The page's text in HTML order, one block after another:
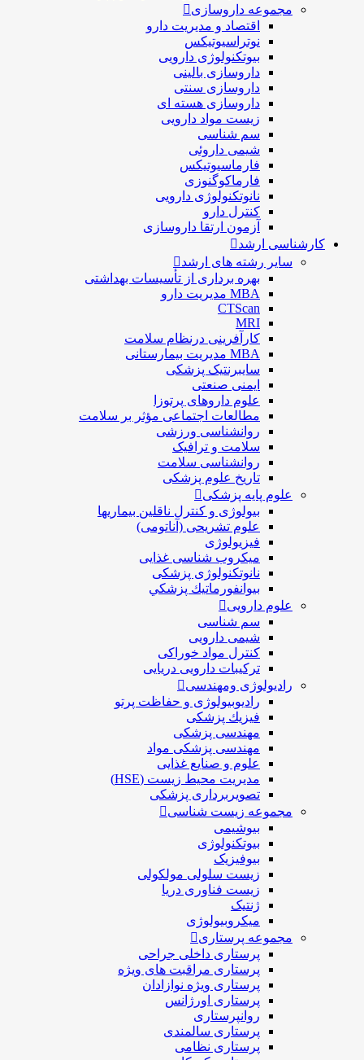
مجموعه داروسازی
اقتصاد و مديريت دارو
نوتراسیوتیکس
بيوتكنولوژی دارویی
داروسازی بالينی
داروسازی سنتی
داروسازی هسته ای
زیست مواد دارویی
سم شناسی
شيمی داروئی
فارماسيوتيكس
فارماكوگنوزی
نانوتکنولوژی دارویی
كنترل دارو
آزمون ارتقا داروسازی
کارشناسی ارشد
سایر رشته های ارشد
بهره برداری از تأسیسات بهداشتی
MBA مدیریت دارو
CTScan
MRI
کارآفرینی درنظام سلامت
MBA مدیریت بیمارستانی
سایبرنتیک پزشکی
ایمنی صنعتی
علوم داروهای پرتوزا
مطالعات اجتماعی مؤثر بر سلامت
روانشناسی ورزشی
سلامت و ترافیک
روانشناسی سلامت
تاریخ علوم پزشکی
علوم پایه پزشکی
بیولوژی و کنترل ناقلین بیماریها
علوم تشریحی (آناتومی)
فیزیولوژی
ميكروب شناسی غذایی
نانوتکنولوژی پزشکی
بيوانفورماتيك پزشكي
علوم دارویی
سم شناسی
شیمی دارویی
کنترل مواد خوراکی
ترکیبات دارویی دریایی
رادیولوژی ومهندسی
رادیوبیولوژی و حفاظت پرتو
فيزيك پزشکی
مهندسی پزشکی
مهندسی پزشکی مواد
علوم و صنايع غذایی
مدیریت محیط زیست (HSE)
تصویربرداری پزشکی
مجموعه زیست شناسی
بیوشیمی
بیوتکنولوژی
بیوفیزیک
زیست سلولی مولکولی
زیست فناوری دریا
ژنتیک
میکروبیولوژی
مجموعه پرستاری
پرستاری داخلی جراحی
پرستاری مراقبت های ويژه
پرستاری ويژه نوازادان
پرستاری اورژانس
روانپرستاری
پرستاری سالمندی
پرستاری نظامی